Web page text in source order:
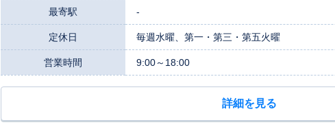
最寄駅 -
定休日 毎週水曜、第一・第三・第五火曜
営業時間 9:00～18:00
詳細を見る